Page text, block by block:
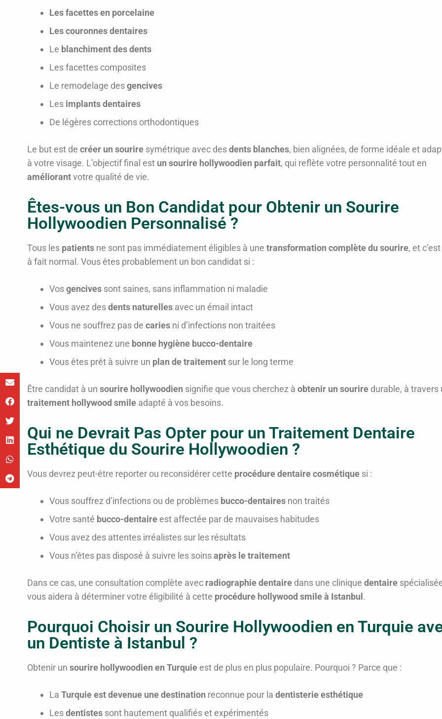
Les facettes en porcelaine
Les couronnes dentaires
Le blanchiment des dents
Les facettes composites
Le remodelage desgencives
Les implants dentaires
De légères corrections orthodontiques
Le but est de créer un sourire symétrique avec desdents blanches, bien alignées, de forme idéale et
à votre visage. L’objectif final est un sourire hollywoodien parfait, qui reflète votre personnalité tout en
améliorantvotre qualité de vie.
Êtes-vous un Bon Candidat pour Obtenir un Sourire
Hollywoodien Personnalisé ?
Tous les patients ne sont pas immédiatement éligibles à une transformation complète du sourire, et
à fait normal. Vous êtes probablement un bon candidat si :
Vosgencives sont saines, sans inflammation ni maladie
Vous avez desdents naturelles avec un émail intact
Vous ne souffrez pas de caries ni d’infections non traitées
Vous maintenez une bonne hygiène bucco-dentaire
Vous êtes prêt à suivre un plan de traitement sur le long terme
Être candidat à un sourire hollywoodien signifie que vous cherchez à obtenir un sourire durable, à travers
traitement hollywood smile adapté à vos besoins.
Qui ne Devrait Pas Opter pour un Traitement Dentaire
Esthétique du Sourire Hollywoodien ?
Vous devrez peut-être reporter ou reconsidérer cette procédure dentaire cosmétique si :
Vous souffrez d’infections ou de problèmes bucco-dentaires non traités
Votre santé bucco-dentaire est affectée par de mauvaises habitudes
Vous avez des attentes irréalistes sur les résultats
Vous n’êtes pas disposé à suivre les soinsaprès le traitement
Dans ce cas, une consultation complète avec radiographie dentaire dans une clinique dentaire
vous aidera à déterminer votre éligibilité à cette procédure hollywood smile à Istanbul .
Pourquoi Choisir un Sourire Hollywoodien en Turquie
un Dentiste à Istanbul ?
Obtenir un sourire hollywoodien en Turquie est de plus en plus populaire. Pourquoi ? Parce que :
La Turquie est devenue une destination reconnue pour la dentisterie esthétique
Lesdentistes sont hautement qualifiés et expérimentés